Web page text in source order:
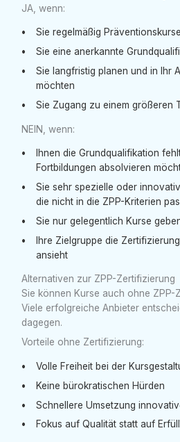
JA, wenn:
Sie regelmäßig
Sie eine anerkannte
Sie langfristig planen und in Ihr
möchten
Sie Zugang zu einem größeren
NEIN, wenn:
Ihnen die Grundqualifikation
Fortbildungen absolvieren
Sie sehr spezielle oder
die nicht in die ZPP-Kriterien
Sie nur gelegentlich Kurse
Ihre Zielgruppe die
ansieht
Alternativen zur ZPP-Zertifizierung
Sie können Kurse auch ohne ZPP-
Viele erfolgreiche Anbieter
dagegen.
Vorteile ohne Zertifizierung:
Volle Freiheit bei der
Keine bürokratischen Hürden
Schnellere Umsetzung
Fokus auf Qualität statt auf